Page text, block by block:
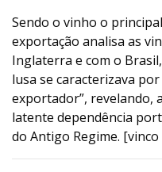
Sendo o vinho o
exportação analisa as
Inglaterra e com o
lusa se caracterizava
exportador”, revelando,
latente dependência
do Antigo Regime.